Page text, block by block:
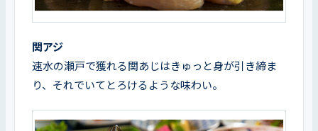
関アジ
速水の瀬戸で獲れる関あじはきゅっと身が引き締ま
り、それでいてとろけるような味わい。